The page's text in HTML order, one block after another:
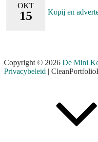
OKT
15 Kopij en
Copyright © 2026 De Mini
Privacybeleid |